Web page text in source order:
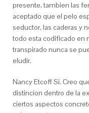
presente, tambien las
aceptado que el pelo
seductor, las caderas y
todo esta codificado en
transpirado nunca se
eludir.
Nancy Etcoff Si. Creo
distincion dentro de la
ciertos aspectos